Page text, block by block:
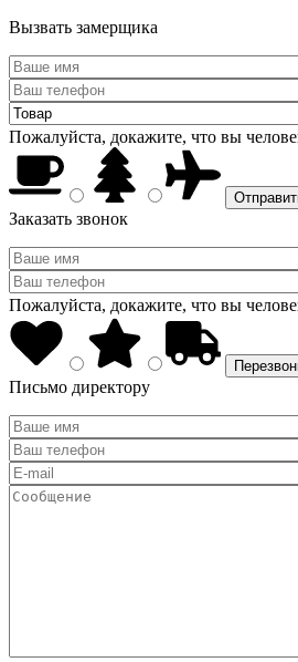
Вызвать замерщика
Пожалуйста, докажите, что вы
Заказать звонок
Пожалуйста, докажите, что вы
Письмо директору